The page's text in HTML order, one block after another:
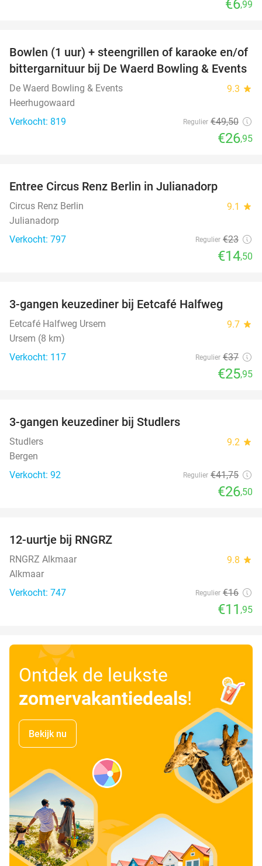
€6,99
46%
Bowlen (1 uur) + steengrillen of karaoke en/of
bittergarnituur bij De Waerd Bowling & Events
De Waerd Bowling & Events 9.3 star
Heerhugowaard
Verkocht: 819
Regulier €49,50
€26,95
Entree Circus Renz Berlin in Julianadorp
Circus Renz Berlin 9.1 star
Julianadorp
Verkocht: 797
Regulier €23
€14,50
3-gangen keuzediner bij Eetcafé Halfweg
Eetcafé Halfweg Ursem 9.7 star
Ursem (8 km)
Verkocht: 117
Regulier €37
€25,95
3-gangen keuzediner bij Studlers
Studlers 9.2 star
Bergen
Verkocht: 92
Regulier €41,75
€26,50
12-uurtje bij RNGRZ
RNGRZ Alkmaar 9.8 star
Alkmaar
Verkocht: 747
Regulier €16
€11 ,95
Ontdek de leukste
zomervakantiedeals!
Bekijk nu